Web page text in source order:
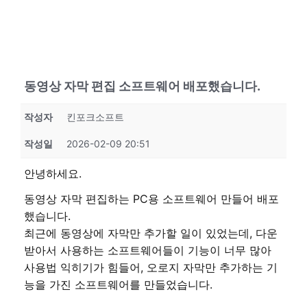
동영상 자막 편집 소프트웨어 배포했습니다.
작성자 킨포크소프트
작성일 2026-02-09 20:51
안녕하세요.
동영상 자막 편집하는 PC용 소프트웨어 만들어 배포
했습니다.
최근에 동영상에 자막만 추가할 일이 있었는데, 다운
받아서 사용하는 소프트웨어들이 기능이 너무 많아
사용법 익히기가 힘들어, 오로지 자막만 추가하는 기
능을 가진 소프트웨어를 만들었습니다.